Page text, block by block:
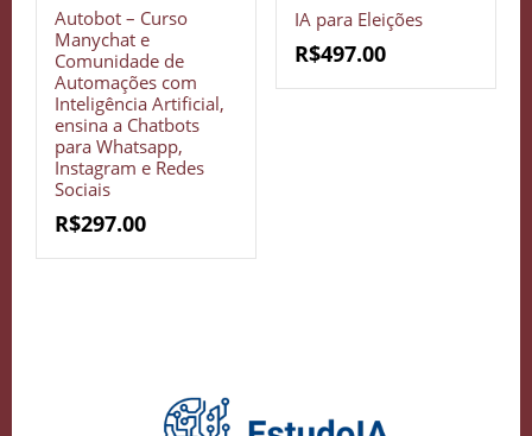
Autobot – Curso
Manychat e
Comunidade de
Automações com
Inteligência Artificial,
ensina a Chatbots
para Whatsapp,
Instagram e Redes
Sociais
R$297.00
IA para Eleições
R$497.00
Crie seu Avatar com Inteligência Artificial